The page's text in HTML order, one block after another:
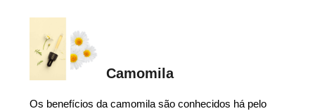
Camomila
Os benefícios da camomila são conhecidos há pelo